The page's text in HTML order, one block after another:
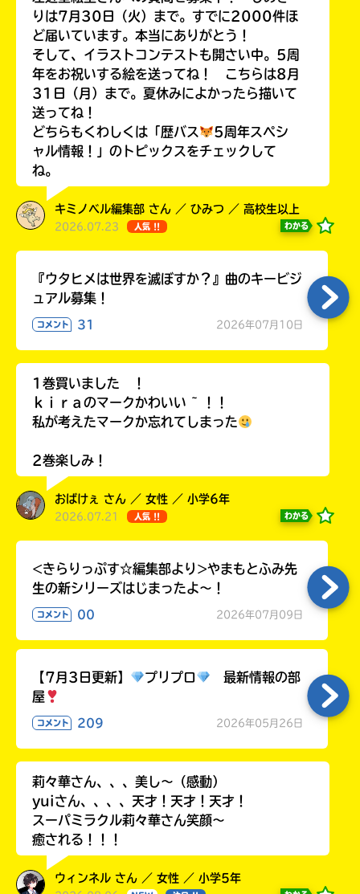
Loading...
りは7月30日（火）まで。すでに2000件ほ
ど届いています。本当にありがとう！
そして、イラストコンテストも開さい中。5周
年をお祝いする絵を送ってね！ こちらは8月
31日（月）まで。夏休みによかったら描いて
送ってね！
どちらもくわしくは「歴バス
5周年スペシ
ャル情報！」のトピックスをチェックして
ね。
キミノベル編集部 さん ／ ひみつ ／ 高校生以上
2026.07.23 人気 !! わかる
『ウタヒメは世界を滅ぼすか？』曲のキービジ
ュアル募集！
コメント 31 2026年07月10日
1巻買いました ！
ｋｉｒａのマークかわいい ~ ！！
私が考えたマークか忘れてしまった
2巻楽しみ！
おばけぇ さん ／ 女性 ／ 小学6年
2026.07.21 人気 !! わかる
<きらりっぷす☆編集部より>やまもとふみ先
生の新シリーズはじまったよ～！
コメント 00 2026年07月09日
【7月3日更新】 プリプロ
最新情報の部
屋
コメント 209 2026年05月26日
莉々華さん、、、美し〜（感動）
yuiさん、、、、天才！天才！天才！
スーパミラクル莉々華さん笑顔〜
癒される！！！
ウィンネル さん ／ 女性 ／ 小学5年
い
え
力
エ
が
あ
で、
も
確
認
み
ね